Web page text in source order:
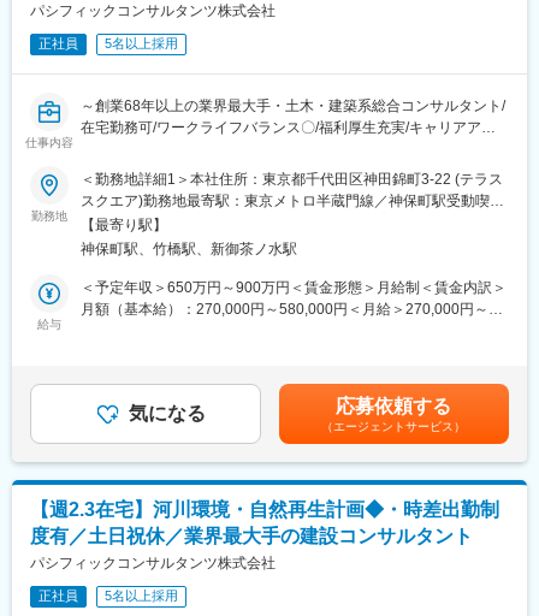
■働き方：
・時間外労働：管理監督者のため、残業の規定はありません。
・年間休日：123日
・週休：土日祝休み
・転勤：無
・作業服や安全靴等を会社が貸与します。
・資格取得支援制度があります。
変更の範囲：会社の定める業務
パシフィックコンサルタンツ株式会社
正社員 5名以上採用
仕事内容
～創業68年以上の業界最大手・土木・建築系総合コンサルタント/
在宅勤務可/ワークライフバランス〇/福利厚生充実/キャリアアッ
■業務内容：
業界最大手・土木・建築系総合コンサルタントである当社にて、
防災全般に関する調査・計画（地域防災、危機管理、BCP、企業
防災等）を担当いただきます。
■ 業務内容
DX推進
（2）エリア防災・DX：防災庁、自治体・民間企業向けの防災全
（4）防災ビジネス：防災デジタルサービス（災害予報、BCPサー
ビス等）の企画・開発・運営
■働く環境：
（1）長期的に働き続けられる環境
働きがいを感じながら、能力を100％発揮し成果をあげることが
勤務地
＜勤務地詳細1＞本社住所：東京都千代田区神田錦町3-22 (テラス
スクエア)勤務地最寄駅：東京メトロ半蔵門線／神保町駅受動喫煙
対策：屋内全面禁煙＜勤務地詳細2＞全国事業所のいずれか住所：
47都道府県 受動喫煙対策：屋内全面禁煙変更の範囲：本文参照
【最寄り駅】
神保町駅、竹橋駅、新御茶ノ水駅
給与
＜予定年収＞650万円～900万円＜賃金形態＞月給制＜賃金内訳＞
月額（基本給）：270,000円～580,000円＜月給＞270,000円～
金額であり、選考を通じて上下する可能性があります。月給(月額)
は固定手当を含めた表記です。
気になる 応募依頼する
（エージェントサービス）
【週2.3在宅】河川環境・自然再生計画◆・時差出勤制
度有／土日祝休／業界最大手の建設コンサルタント
パシフィックコンサルタンツ株式会社
正社員 5名以上採用